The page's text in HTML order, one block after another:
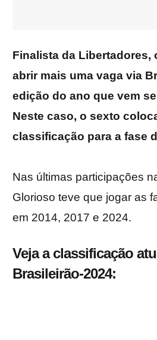
Finalista da Libertadores,
abrir mais uma vaga via
edição do ano que vem
Neste caso, o sexto
classificação para a fase
Nas últimas participações
Glorioso teve que jogar as
em 2014, 2017 e 2024.
Veja a classificação
Brasileirão-2024: